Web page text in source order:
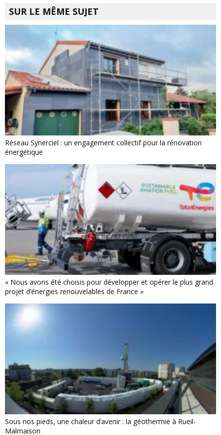
SUR LE MÊME SUJET
Réseau Synerciel : un engagement collectif pour la rénovation
énergétique
« Nous avons été choisis pour développer et opérer le plus grand
projet d’énergies renouvelables de France »
Sous nos pieds, une chaleur d’avenir : la géothermie à Rueil-
Malmaison